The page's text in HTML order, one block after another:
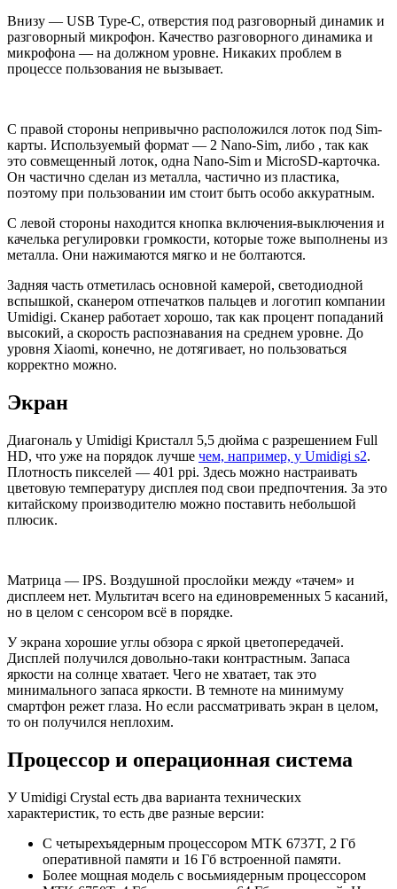
Внизу — USB Type-C, отверстия под разговорный динамик и
разговорный микрофон. Качество разговорного динамика и
микрофона — на должном уровне. Никаких проблем в
процессе пользования не вызывает.
С правой стороны непривычно расположился лоток под Sim-
карты. Используемый формат — 2 Nano-Sim, либо , так как
это совмещенный лоток, одна Nano-Sim и MicroSD-карточка.
Он частично сделан из металла, частично из пластика,
поэтому при пользовании им стоит быть особо аккуратным.
С левой стороны находится кнопка включения-выключения и
качелька регулировки громкости, которые тоже выполнены из
металла. Они нажимаются мягко и не болтаются.
Задняя часть отметилась основной камерой, светодиодной
вспышкой, сканером отпечатков пальцев и логотип компании
Umidigi. Сканер работает хорошо, так как процент попаданий
высокий, а скорость распознавания на среднем уровне. До
уровня Xiaomi, конечно, не дотягивает, но пользоваться
корректно можно.
Экран
Диагональ у Umidigi Кристалл 5,5 дюйма с разрешением Full
HD, что уже на порядок лучше чем, например, у Umidigi s2.
Плотность пикселей — 401 ppi. Здесь можно настраивать
цветовую температуру дисплея под свои предпочтения. За это
китайскому производителю можно поставить небольшой
плюсик.
Матрица — IPS. Воздушной прослойки между «тачем» и
дисплеем нет. Мультитач всего на единовременных 5 касаний,
но в целом с сенсором всё в порядке.
У экрана хорошие углы обзора с яркой цветопередачей.
Дисплей получился довольно-таки контрастным. Запаса
яркости на солнце хватает. Чего не хватает, так это
минимального запаса яркости. В темноте на минимуму
смартфон режет глаза. Но если рассматривать экран в целом,
то он получился неплохим.
Процессор и операционная система
У Umidigi Crystal есть два варианта технических
характеристик, то есть две разные версии:
С четырехъядерным процессором MTK 6737T, 2 Гб
оперативной памяти и 16 Гб встроенной памяти.
Более мощная модель с восьмиядерным процессором